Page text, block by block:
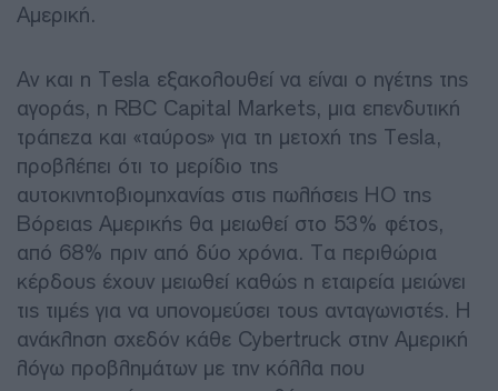
Αμερική.
Αν και η Tesla εξακολουθεί να είναι ο ηγέτης της
αγοράς, η RBC Capital Markets, μια επενδυτική
τράπεζα και «ταύρος» για τη μετοχή της Tesla,
προβλέπει ότι το μερίδιο της
αυτοκινητοβιομηχανίας στις πωλήσεις ΗΟ της
Βόρειας Αμερικής θα μειωθεί στο 53% φέτος,
από 68% πριν από δύο χρόνια. Τα περιθώρια
κέρδους έχουν μειωθεί καθώς η εταιρεία μειώνει
τις τιμές για να υπονομεύσει τους ανταγωνιστές. Η
ανάκληση σχεδόν κάθε Cybertruck στην Αμερική
λόγω προβλημάτων με την κόλλα που